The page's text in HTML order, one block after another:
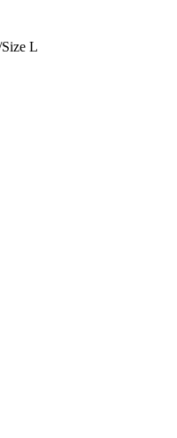
L